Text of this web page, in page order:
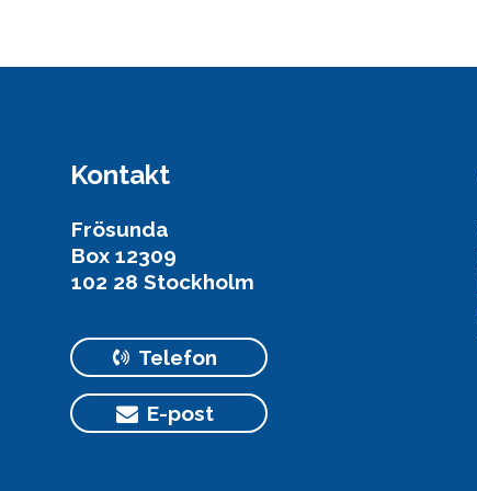
Kontakt
Frösunda
Box 12309
102 28 Stockholm
Telefon
E-post